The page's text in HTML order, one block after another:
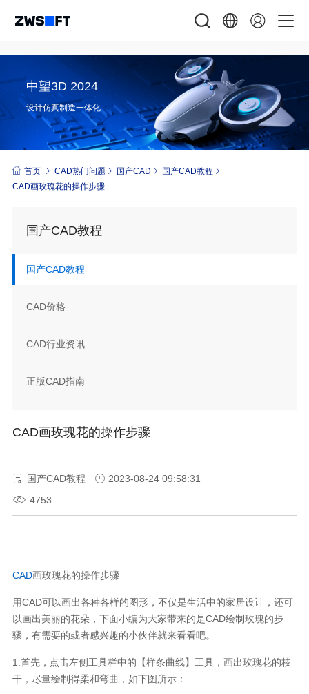
中望3D 2024
设计仿真制造一体化
首页 CAD热门问题 国产CAD
国产CAD教程
CAD画玫瑰花的操作步骤
国产CAD教程
国产CAD教程
CAD价格
CAD行业资讯
正版CAD指南
CAD画玫瑰花的操作步骤
国产CAD教程
2023-08-24 09:58:31
4753
CAD画玫瑰花的操作步骤
用CAD可以画出各种各样的图形，不仅是生活中的家居设计，还可
以画出美丽的花朵，下面小编为大家带来的是CAD绘制玫瑰的步
骤，有需要的或者感兴趣的小伙伴就来看看吧。
1. 首先，点击左侧工具栏中的【样条曲线】工具，画出玫瑰花的枝
干，尽量绘制得柔和弯曲，如下图所示：